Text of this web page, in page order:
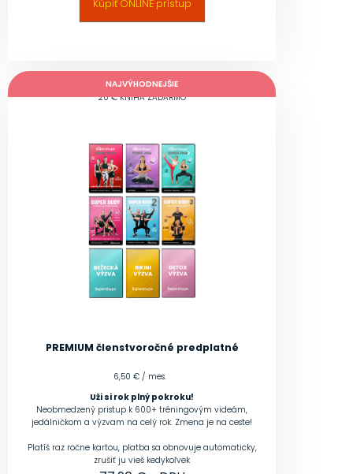
Kúpiť ONLINE prístup
NAJVÝHODNEJŠIE
20 € KNIHA ZADARMO
PREMIUM členstvoročné predplatné
6,50 € / mes.
Uži si rok plný pokroku!
Neobmedzený pristup k 600+ tréningovým videám,
jedálničkom a výzvam na celý rok. Zmena je na ceste!
Platíš raz ročne kartou, platba sa obnovuje automaticky,
zrušiť ju vieš kedykoľvek